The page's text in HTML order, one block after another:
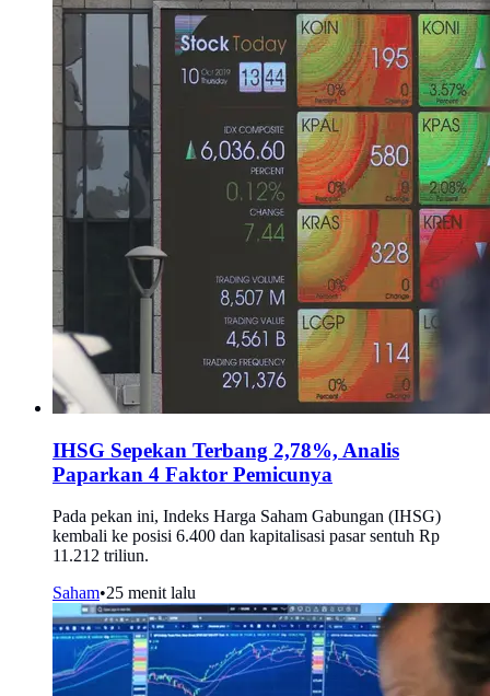
IHSG Sepekan Terbang 2,78%, Analis
Paparkan 4 Faktor Pemicunya
Pada pekan ini, Indeks Harga Saham Gabungan (IHSG)
kembali ke posisi 6.400 dan kapitalisasi pasar sentuh Rp
11.212 triliun.
Saham•25 menit lalu